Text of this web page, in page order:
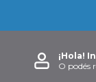
¡Hola!
O podés